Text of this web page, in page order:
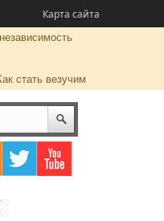
Карта сайта
стать везучим